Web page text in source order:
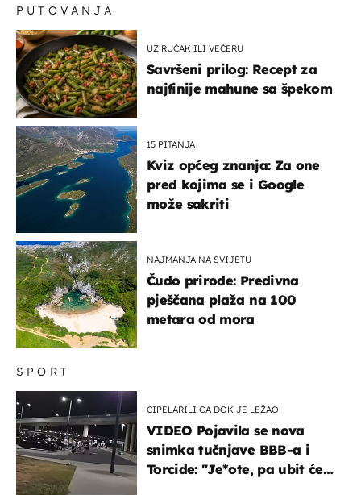
SPORT
CIPELARILI GA DOK JE LEŽAO
VIDEO Pojavila se nova
snimka tučnjave BBB-a i
Torcide: "Je*ote, pa ubit će
PUTOVANJA
UZ RUČAK ILI VEČERU
Savršeni prilog: Recept za
najfinije mahune sa špekom
15 PITANJA
Kviz općeg znanja: Za one
pred kojima se i Google
može sakriti
NAJMANJA NA SVIJETU
Čudo prirode: Predivna
pješčana plaža na 100
metara od mora